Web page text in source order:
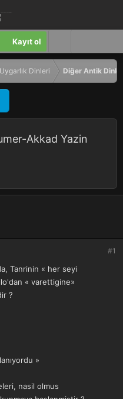
Kayıt ol
Dinleri Diğer Antik Dinler
Akkad Yazin
#1
Tanrinin « her seyi
« varettigine»
?
»
nasil olmus